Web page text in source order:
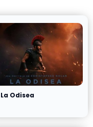
La Odisea